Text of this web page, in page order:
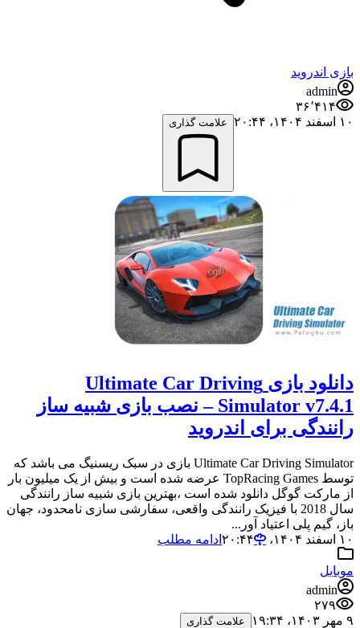
بازی اندروید
admin
۳۶٬۴۱۴
۱۰ اسفند ۱۴۰۴،‏ ۲۰:۴۴
علامت گذاری
دانلود بازی Ultimate Car Driving
Simulator v7.4.1 – نصب بازی شبیه ساز
رانندگی برای اندروید
Ultimate Car Driving Simulator بازی در سبک ریسنیگ می باشد که
توسط TopRacing Games عرضه شده است و بیش از یک میلیون بار
از مارکت گوگل دانلود شده است ،بهترین بازی شبیه ساز رانندگی
سال 2018 با فیزیک رانندگی واقعی، سفارشی سازی نامحدود، جهان
باز، گیم پلی اعتیاد آور...
۱۰ اسفند ۱۴۰۴،‏ ۲۰:۴۴
ادامه مطلب
موبایل
admin
۲۷۹
۹ مهر ۱۴۰۳،‏ ۱۹:۳۴
علامت گذاری